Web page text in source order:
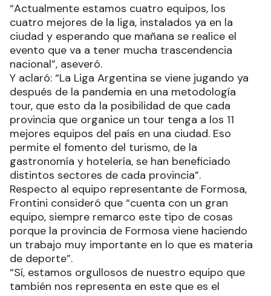
“Actualmente estamos cuatro equipos, los
cuatro mejores de la liga, instalados ya en la
ciudad y esperando que mañana se realice el
evento que va a tener mucha trascendencia
nacional”, aseveró.
Y aclaró: “La Liga Argentina se viene jugando ya
después de la pandemia en una metodología
tour, que esto da la posibilidad de que cada
provincia que organice un tour tenga a los 11
mejores equipos del país en una ciudad. Eso
permite el fomento del turismo, de la
gastronomía y hotelería, se han beneficiado
distintos sectores de cada provincia”.
Respecto al equipo representante de Formosa,
Frontini consideró que “cuenta con un gran
equipo, siempre remarco este tipo de cosas
porque la provincia de Formosa viene haciendo
un trabajo muy importante en lo que es materia
de deporte”.
“Sí, estamos orgullosos de nuestro equipo que
también nos representa en este que es el